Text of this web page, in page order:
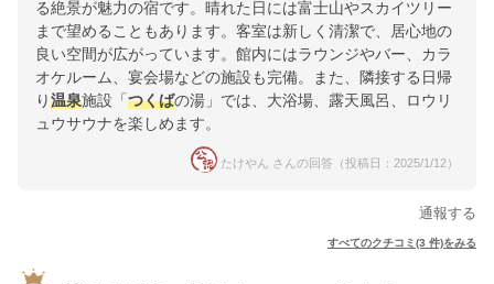
る絶景が魅力の宿です。晴れた日には富士山やスカイツリー
まで望めることもあります。客室は新しく清潔で、居心地の
良い空間が広がっています。館内にはラウンジやバー、カラ
オケルーム、宴会場などの施設も完備。また、隣接する日帰
り温泉施設「 つくばの湯」では、大浴場、露天風呂、ロウリ
ュウサウナを楽しめます。
たけやん さんの回答（投稿日：2025/1/12）
通報する
すべてのクチコミ(3 件)をみる